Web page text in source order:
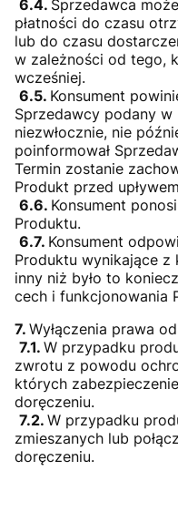
6.4. Sprzedawca
płatności do czasu
lub do czasu
w zależności od tego,
wcześniej.
6.5. Konsument
Sprzedawcy podany w
niezwłocznie, nie
poinformował
Termin zostanie
Produkt przed
6.6. Konsument
Produktu.
6.7. Konsument
Produktu wynikające
inny niż było to
cech i funkcjonowania
7. Wyłączenia prawa
7.1. W przypadku
zwrotu z powodu
których
doręczeniu.
7.2. W przypadku
zmieszanych lub
doręczeniu.